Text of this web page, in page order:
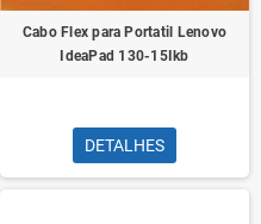
Cabo Flex para Portatil Lenovo
IdeaPad 130-15Ikb
DETALHES